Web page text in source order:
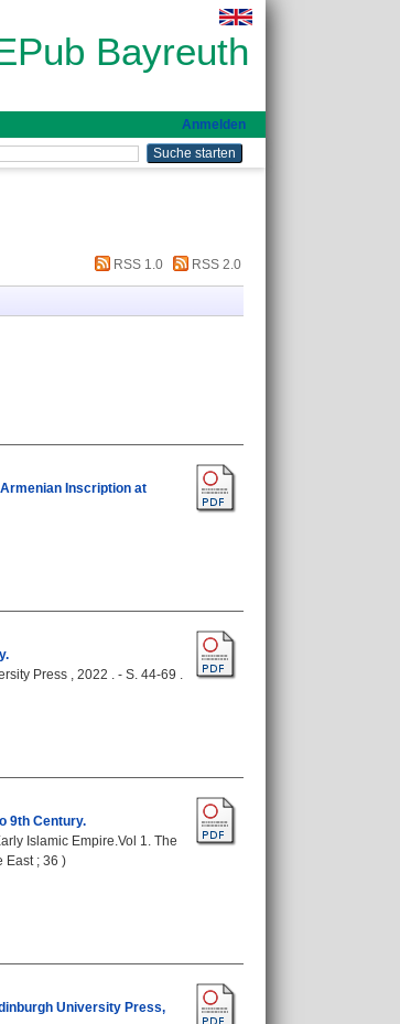
Bayreuth
Anmelden
RSS 1.0 RSS 2.0
Inscription at
Press , 2022 . - S. 44-69 .
9th Century.
Islamic Empire.Vol 1. The
East ; 36 )
University Press,